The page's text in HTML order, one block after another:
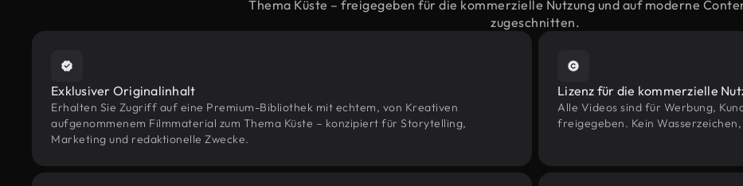
Thema Küste – freigegeben für die kommerzielle Nutzung und auf moderne
zugeschnitten.
Exklusiver Originalinhalt
Erhalten Sie Zugriff auf eine Premium-Bibliothek mit echtem, von Kreativen
aufgenommenem Filmmaterial zum Thema Küste – konzipiert für Storytelling,
Marketing und redaktionelle Zwecke.
Lizenz für die kommerzielle
Alle Videos sind für Werbung,
freigegeben. Kein